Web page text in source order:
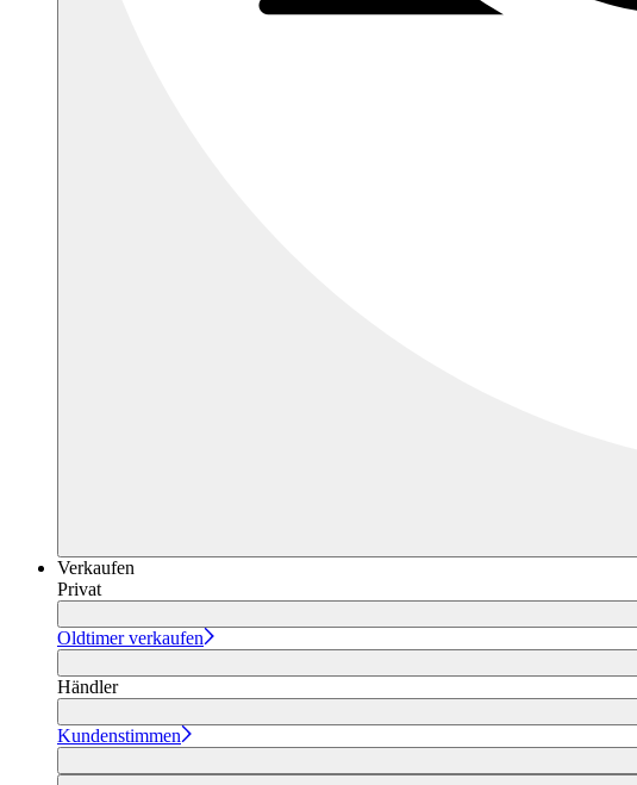
Verkaufen
Privat
Oldtimer verkaufen
Händler
Kundenstimmen